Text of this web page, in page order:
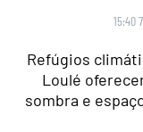
15:40
Refúgios
Loulé
sombra e